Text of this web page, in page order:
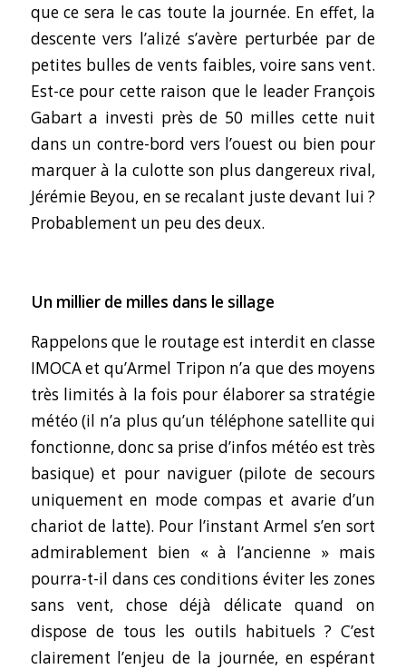
que ce sera le cas toute la journée. En effet, la
descente vers l’alizé s’avère perturbée par de
petites bulles de vents faibles, voire sans vent.
Est-ce pour cette raison que le leader François
Gabart a investi près de 50 milles cette nuit
dans un contre-bord vers l’ouest ou bien pour
marquer à la culotte son plus dangereux rival,
Jérémie Beyou, en se recalant juste devant lui ?
Probablement un peu des deux.
Un millier de milles dans le sillage
Rappelons que le routage est interdit en classe
IMOCA et qu’Armel Tripon n’a que des moyens
très limités à la fois pour élaborer sa stratégie
météo (il n’a plus qu’un téléphone satellite qui
fonctionne, donc sa prise d’infos météo est très
basique) et pour naviguer (pilote de secours
uniquement en mode compas et avarie d’un
chariot de latte). Pour l’instant Armel s’en sort
admirablement bien « à l’ancienne » mais
pourra-t-il dans ces conditions éviter les zones
sans vent, chose déjà délicate quand on
dispose de tous les outils habituels ? C’est
clairement l’enjeu de la journée, en espérant